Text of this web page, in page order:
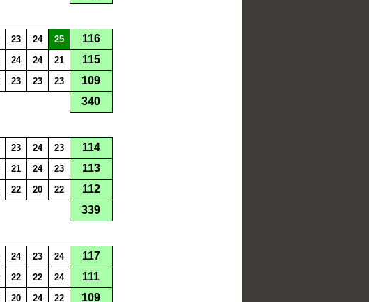
23 24 25 116
24 24 21 115
23 23 23
109
340
23 24 23 114
21 24 23 113
22 20 22
112
339
24 23 24 117
22 22 24 111
20 24 22 109